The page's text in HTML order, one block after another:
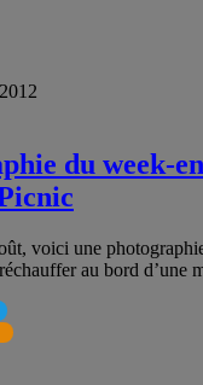
du week-
voici une
au bord d’une